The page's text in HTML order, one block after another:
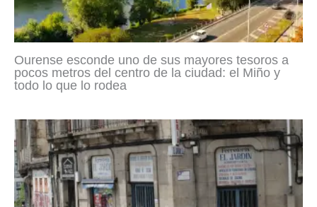
Ourense esconde uno de sus mayores tesoros a
pocos metros del centro de la ciudad: el Miño y
todo lo que lo rodea